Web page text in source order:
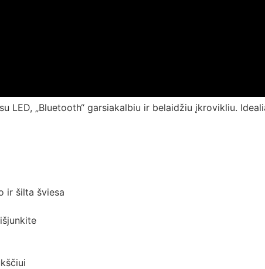
LED, „Bluetooth“ garsiakalbiu ir belaidžiu įkrovikliu.
ir šilta šviesa